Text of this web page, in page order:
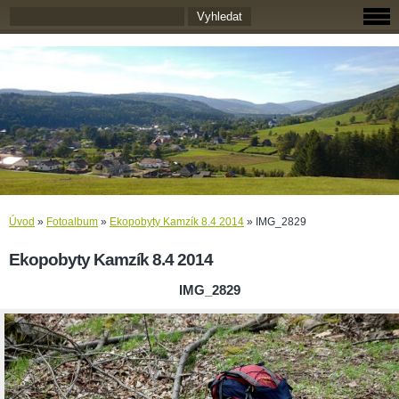
Úvod » Fotoalbum » Ekopobyty Kamzík 8.4 2014 » IMG_2829
Ekopobyty Kamzík 8.4 2014
IMG_2829